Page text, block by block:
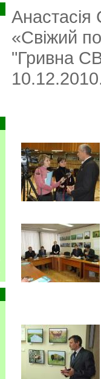
«Свіжий
"Гривна